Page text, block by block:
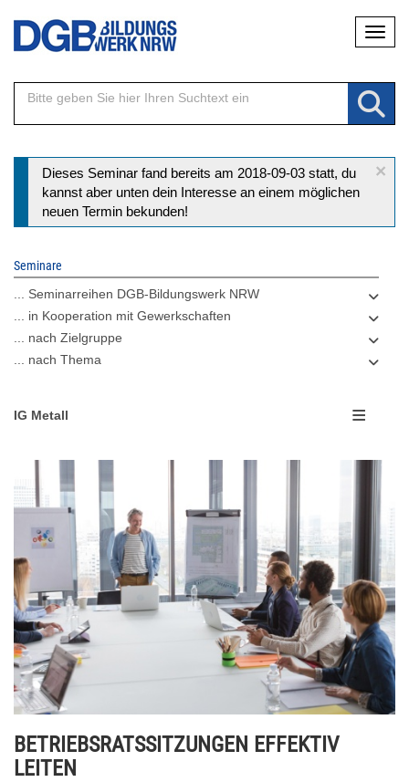
Direkt
Inhalt
×
Statusmeldung
Dieses Seminar fand bereits am 2018-09-03 statt, du
kannst aber unten dein Interesse an einem möglichen
neuen Termin bekunden!
Seminare
... Seminarreihen DGB-Bildungswerk NRW
... in Kooperation mit Gewerkschaften
... nach Zielgruppe
... nach Thema
IG Metall
BETRIEBSRATSSITZUNGEN EFFEKTIV
LEITEN